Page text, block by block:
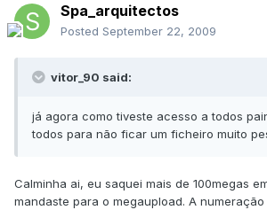
Spa_arquitectos
Posted September 22, 2009
vitor_90 said:
já agora como tiveste acesso a todos
todos para não ficar um ficheiro muito
Calminha ai, eu saquei mais de 100megas
mandaste para o megaupload. A